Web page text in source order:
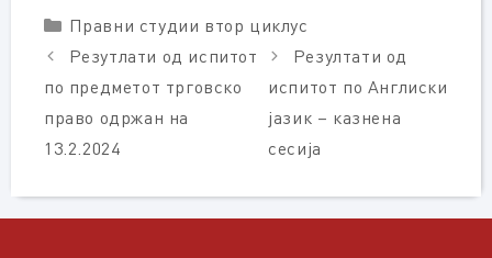
Categories
Правни студии втор циклус
Резутлати од испитот
по предметот трговско
право одржан на
13.2.2024
Резултати од
испитот по Англиски
јазик – казнена
сесија